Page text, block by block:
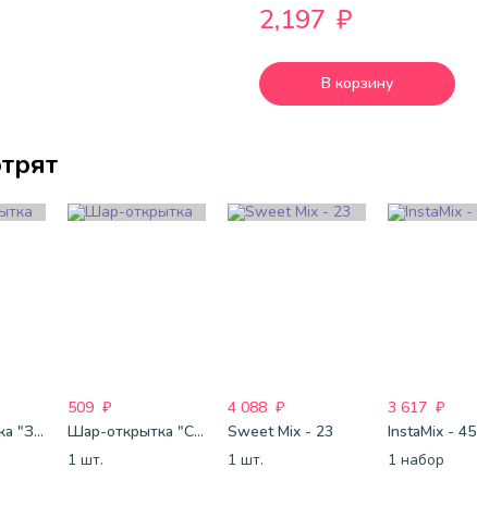
2,197 ₽
В корзину
Шар-открытка "Звезда" (45 см) - 1
509 ₽
Шар-открытка "Сердце" (45 см) - 2
1 шт.
4 088 ₽
Sweet Mix - 23
1 шт.
3 617 ₽
InstaMix - 45
1 набор